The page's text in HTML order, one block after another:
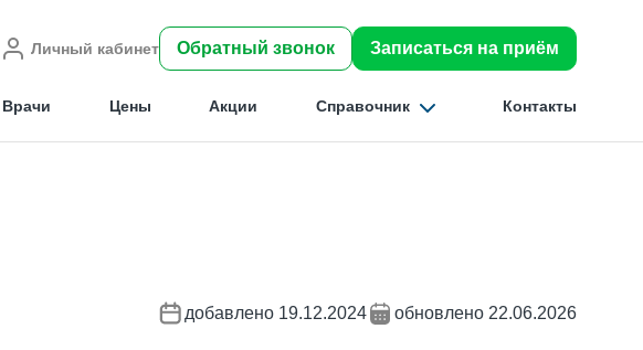
Личный кабинет Обратный звонок Записаться на приём
Врачи Цены Акции Справочник Контакты
добавлено 19.12.2024 обновлено 22.06.2026